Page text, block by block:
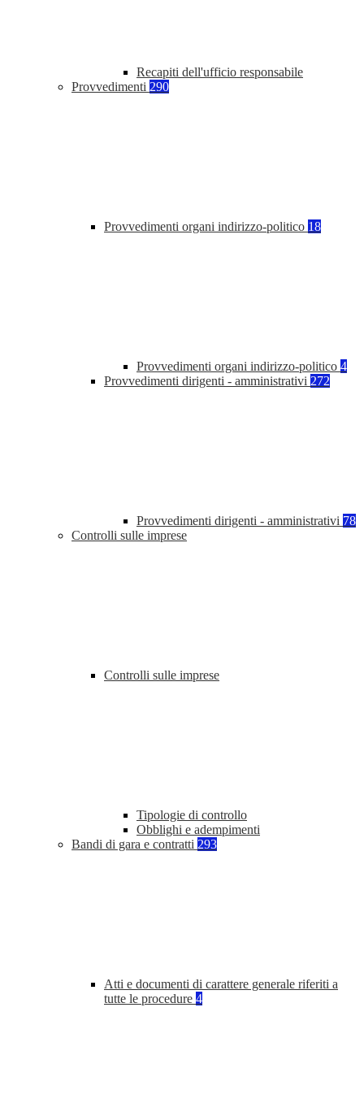
Recapiti dell'ufficio responsabile
Provvedimenti 290
Provvedimenti organi indirizzo-politico 18
Provvedimenti organi indirizzo-politico 4
Provvedimenti dirigenti - amministrativi 272
Provvedimenti dirigenti - amministrativi 78
Controlli sulle imprese
Controlli sulle imprese
Tipologie di controllo
Obblighi e adempimenti
Bandi di gara e contratti 293
Atti e documenti di carattere generale riferiti a
tutte le procedure 4